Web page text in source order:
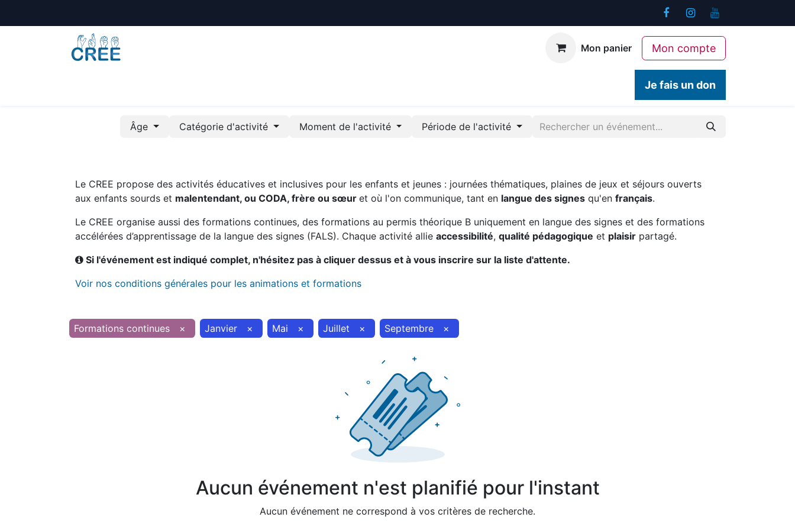
Mon panier Mon compte
Je fais un don
Âge Catégorie d'activité Moment de l'activité Période de l'activité
Le CREE propose des activités éducatives et inclusives pour les enfants et jeunes : journées thématiques, plaines de jeux et séjours ouverts
aux enfants sourds et malentendant, ou CODA, frère ou sœur et où l'on communique, tant en langue des signes qu'en français.
Le CREE organise aussi des formations continues, des formations au permis théorique B uniquement en langue des signes et des formations
accélérées d’apprentissage de la langue des signes (FALS). Chaque activité allie accessibilité, qualité pédagogique et plaisir partagé.
Si l'événement est indiqué complet, n'hésitez pas à cliquer dessus et à vous inscrire sur la liste d'attente.
Voir nos conditions générales pour les animations et formations
Formations continues × Janvier × Mai × Juillet × Septembre ×
Aucun événement n'est planifié pour l'instant
Aucun événement ne correspond à vos critères de recherche.